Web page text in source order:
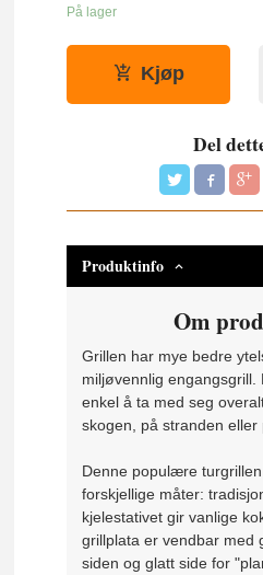
På lager
Kjøp
Del
Produktinfo
Om
Grillen har mye bedre
miljøvennlig engangsgrill.
enkel å ta med seg
skogen, på stranden eller
Denne populære
forskjellige måter:
kjelestativet gir vanlige
grillplata er vendbar med
siden og glatt side for